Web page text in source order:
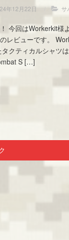
年12月22日 / サ
今回はWorkerkit様
レビューです。
クティカルシャツ
S […]